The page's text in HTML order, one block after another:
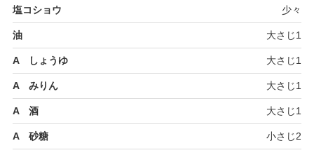
塩コショウ 少々
油 大さじ1
A しょうゆ 大さじ1
A みりん 大さじ1
A 酒 大さじ1
A 砂糖 小さじ2